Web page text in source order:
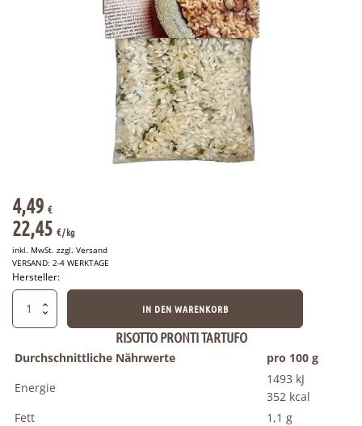
RISOTTO PRONTI TARTUFO
Durchschnittliche Nährwerte
pro 100 g
Energie
1493 kJ
352 kcal
Fett
1,1 g
4,49 €
22,45 €/ kg
inkl. MwSt. zzgl. Versand
VERSAND: 2-4 WERKTAGE
Hersteller:
italienische
Fertigmischung
200g
IN DEN WARENKORB